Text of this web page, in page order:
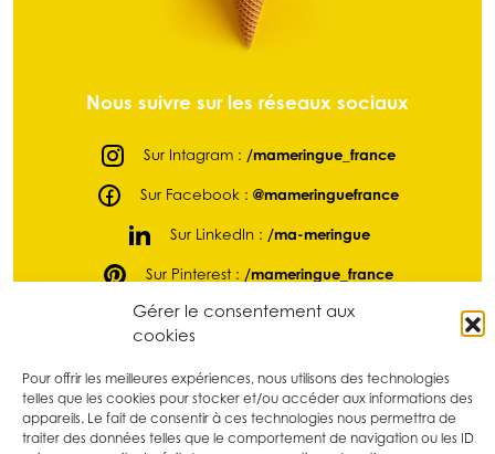
Gérer le consentement aux
cookies
Pour offrir les meilleures expériences, nous utilisons des technologies
telles que les cookies pour stocker et/ou accéder aux informations des
appareils. Le fait de consentir à ces technologies nous permettra de
traiter des données telles que le comportement de navigation ou les ID
Nous suivre sur les réseaux sociaux
Sur Intagram : /mameringue_france
Sur Facebook : @mameringuefrance
Sur LinkedIn : /ma-meringue
Sur Pinterest : /mameringue_france
Sur tikTok :@mameringue_france